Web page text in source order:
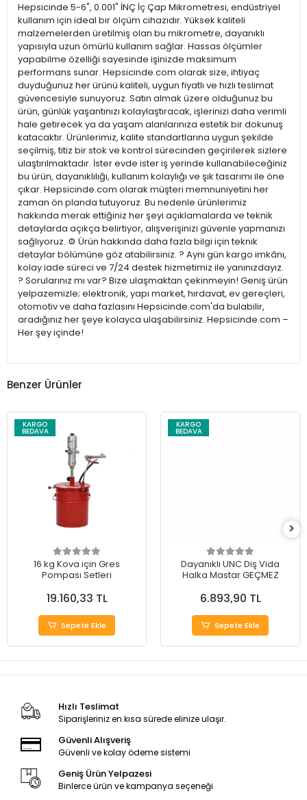
Hepsicinde 5-6", 0.001" İNÇ İç Çap Mikrometresi, endüstriyel
kullanım için ideal bir ölçüm cihazıdır. Yüksek kaliteli
malzemelerden üretilmiş olan bu mikrometre, dayanıklı
yapısıyla uzun ömürlü kullanım sağlar. Hassas ölçümler
yapabilme özelliği sayesinde işinizde maksimum
performans sunar. Hepsicinde.com olarak size, ihtiyaç
duyduğunuz her ürünü kaliteli, uygun fiyatlı ve hızlı teslimat
güvencesiyle sunuyoruz. Satın almak üzere olduğunuz bu
ürün, günlük yaşantınızı kolaylaştıracak, işlerinizi daha verimli
hale getirecek ya da yaşam alanlarınıza estetik bir dokunuş
katacaktır. Ürünlerimiz, kalite standartlarına uygun şekilde
seçilmiş, titiz bir stok ve kontrol sürecinden geçirilerek sizlere
ulaştırılmaktadır. İster evde ister iş yerinde kullanabileceğiniz
bu ürün, dayanıklılığı, kullanım kolaylığı ve şık tasarımı ile öne
çıkar. Hepsicinde.com olarak müşteri memnuniyetini her
zaman ön planda tutuyoruz. Bu nedenle ürünlerimiz
hakkında merak ettiğiniz her şeyi açıklamalarda ve teknik
detaylarda açıkça belirtiyor, alışverişinizi güvenle yapmanızı
sağlıyoruz. ⚙️ Ürün hakkında daha fazla bilgi için teknik
detaylar bölümüne göz atabilirsiniz. ? Aynı gün kargo imkânı,
kolay iade süreci ve 7/24 destek hizmetimiz ile yanınızdayız.
? Sorularınız mı var? Bize ulaşmaktan çekinmeyin! Geniş ürün
yelpazemizle; elektronik, yapı market, hırdavat, ev gereçleri,
otomotiv ve daha fazlasını Hepsicinde.com'da bulabilir,
aradığınız her şeye kolayca ulaşabilirsiniz. Hepsicinde.com –
Her şey içinde!
Benzer Ürünler
KARGO
BEDAVA
16 kg Kova için Gres
Pompası Setleri
19.160,33 TL
Sepete Ekle
KARGO
BEDAVA
Dayanıklı UNC Diş Vida
Halka Mastar GEÇMEZ
6.893,90 TL
Sepete Ekle
Hızlı Teslimat
Siparişleriniz en kısa sürede elinize ulaşır.
Güvenli Alışveriş
Güvenli ve kolay ödeme sistemi
Geniş Ürün Yelpazesi
Binlerce ürün ve kampanya seçeneği